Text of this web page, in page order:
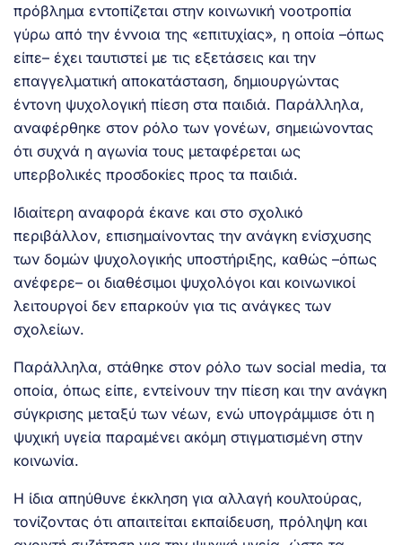
πρόβλημα εντοπίζεται στην κοινωνική νοοτροπία
γύρω από την έννοια της «επιτυχίας», η οποία –όπως
είπε– έχει ταυτιστεί με τις εξετάσεις και την
επαγγελματική αποκατάσταση, δημιουργώντας
έντονη ψυχολογική πίεση στα παιδιά. Παράλληλα,
αναφέρθηκε στον ρόλο των γονέων, σημειώνοντας
ότι συχνά η αγωνία τους μεταφέρεται ως
υπερβολικές προσδοκίες προς τα παιδιά.
Ιδιαίτερη αναφορά έκανε και στο σχολικό
περιβάλλον, επισημαίνοντας την ανάγκη ενίσχυσης
των δομών ψυχολογικής υποστήριξης, καθώς –όπως
ανέφερε– οι διαθέσιμοι ψυχολόγοι και κοινωνικοί
λειτουργοί δεν επαρκούν για τις ανάγκες των
σχολείων.
Παράλληλα, στάθηκε στον ρόλο των social media, τα
οποία, όπως είπε, εντείνουν την πίεση και την ανάγκη
σύγκρισης μεταξύ των νέων, ενώ υπογράμμισε ότι η
ψυχική υγεία παραμένει ακόμη στιγματισμένη στην
κοινωνία.
Η ίδια απηύθυνε έκκληση για αλλαγή κουλτούρας,
τονίζοντας ότι απαιτείται εκπαίδευση, πρόληψη και